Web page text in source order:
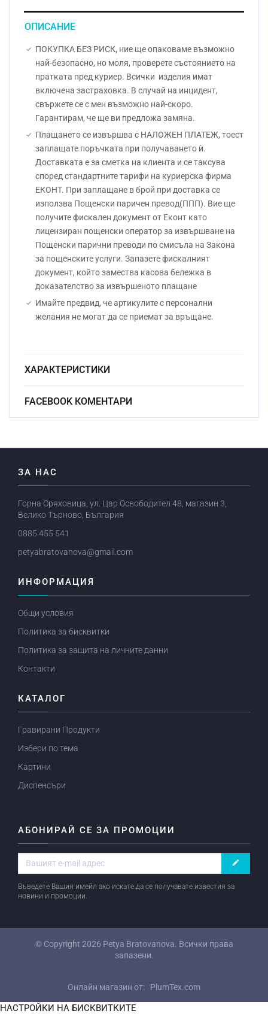
ОПИСАНИЕ
ПОКУПКА БЕЗ РИСК, ние ще опаковаме възможно
най-безопасно, но моля, проверете състоянието на
пратката пред куриер. Всички изделия имат
включена застраховка. В случай на инцидент,
свържете се с мен възможно най-скоро.
Гарантирам, че ще ви предложа замяна.
Плащането се извършва с НАЛОЖЕН ПЛАТЕЖ, тоест
заплащате поръчката при получаването ѝ.
Доставката е за сметка на клиента и се таксува
според стандартните тарифи на куриерска фирма
ЕКОНТ. При заплащане в брой при доставка се
използва Пощенски паричен превод(ППП). Вие ще
получите фискален документ от Еконт като
лицензиран пощенски оператор за извършване на
Пощенски парични преводи по смисъла на Закона
за пощенските услуги. Запазете фискалният
документ, който замества касова бележка в
доказателство за извършеното плащане
Имайте предвид, че артикулите с персонални
желания не могат да се приемат за връщане.
ХАРАКТЕРИСТИКИ
Материал:
Миене в съдомиялна
Стандартен срок за
изработка:
FACEBOOK КОМЕНТАРИ
ЗА НАС
Горна Оряховица, ул. Цар Освободител 48, магазин 3,
Велико Търново, България
0885 455 541
petyabratovanova@gmail.com
ИНФОРМАЦИЯ
Общи условия
Политика за бисквитки
Политика за защита на личните данни
Контакти
КАТАЛОГ
Гравирани Продукти
Избери по тема
Картини
Диспенсъри
АБОНИРАЙ СЕ ЗА ПРОМОЦИИ
create
Въведете Вашия имейл ако искате да се получавате известия за
новини и промоции.
© Copyright 2026 Petya Bratovanova. Всички права
запазени.
Онлайн магазин от: PlumTex.com
НАСТРОЙКИ НА БИСКВИТКИТЕ